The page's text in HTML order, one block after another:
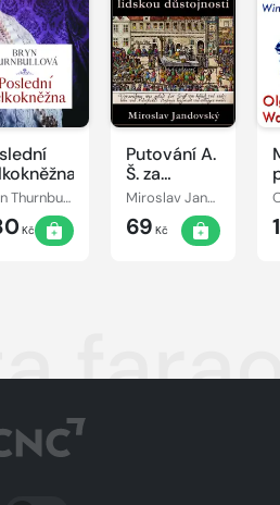
Bryn Thurnbullová
Kč
Putování A.
Š. za
lidskou
důstojností
Miroslav Jandovský
69 Kč